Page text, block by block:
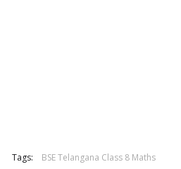
Tags: BSE Telangana Class 8 Maths